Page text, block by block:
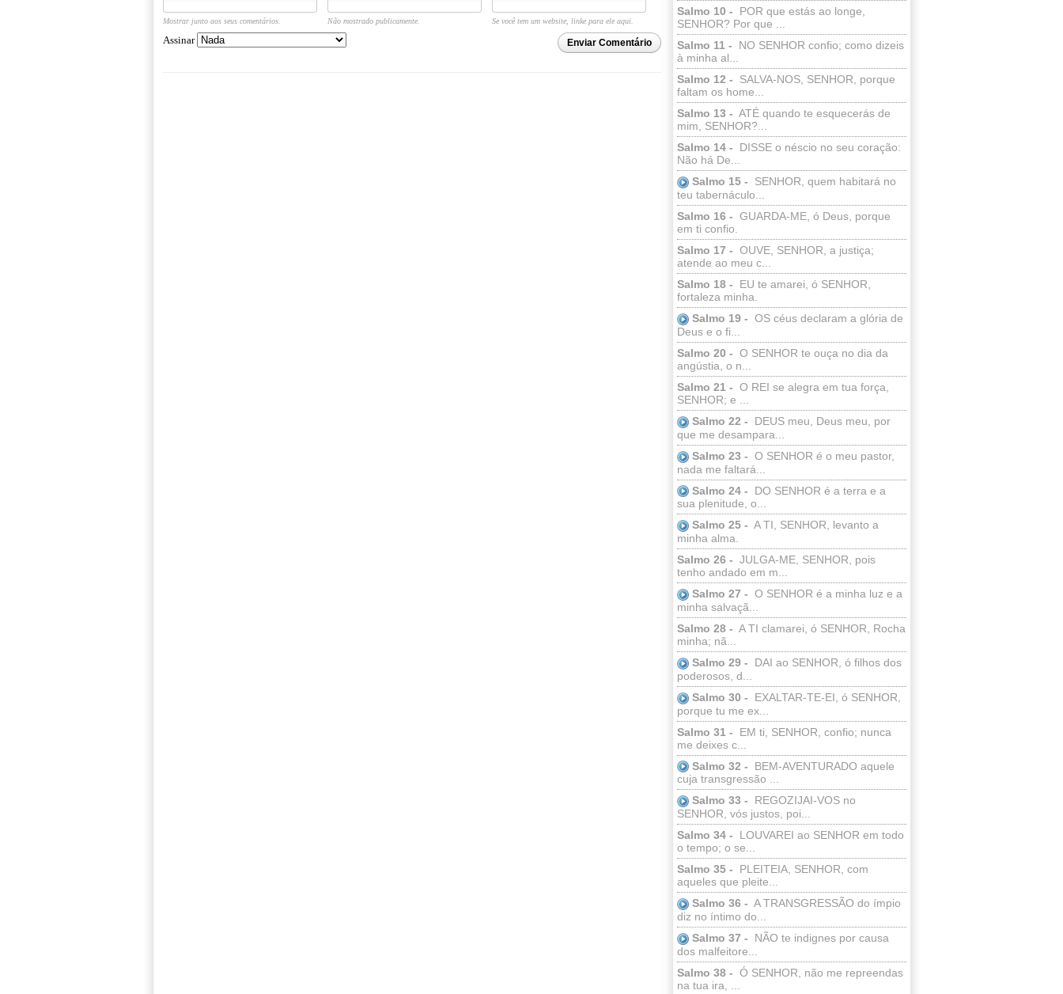
Salmo 10 -
POR que estás ao longe,
SENHOR? Por que ...
Salmo 11 -
NO SENHOR confio; como dizeis
à minha al...
Salmo 12 -
SALVA-NOS, SENHOR, porque
faltam os home...
Salmo 13 - ATÉ quando te esquecerás de
mim, SENHOR?...
Salmo 14 -
DISSE o néscio no seu coração:
Não há De...
Salmo 15 -
SENHOR, quem habitará no
teu tabernáculo...
Salmo 16 - GUARDA-ME, ó Deus, porque
em ti confio.
Salmo 17 - OUVE, SENHOR, a justiça;
atende ao meu c...
Salmo 18 -
EU te amarei, ó SENHOR,
fortaleza minha.
Salmo 19 - OS céus declaram a glória de
Deus e o fi...
Salmo 20 - O SENHOR te ouça no dia da
angústia, o n...
Salmo 21 - O REI se alegra em tua força,
SENHOR; e ...
Salmo 22 -
DEUS meu, Deus meu, por
que me desampara...
Salmo 23 - O SENHOR é o meu pastor,
nada me faltará...
Salmo 24 -
DO SENHOR é a terra e a
sua plenitude, o...
Salmo 25 - A TI, SENHOR, levanto a
minha alma.
Salmo 26 - JULGA-ME, SENHOR, pois
tenho andado em m...
Salmo 27 - O SENHOR é a minha luz e a
minha salvaçã...
Salmo 28 - A TI clamarei, ó SENHOR, Rocha
minha; nã...
Salmo 29 -
DAI ao SENHOR, ó filhos dos
poderosos, d...
Salmo 30 -
EXALTAR-TE-EI, ó SENHOR,
porque tu me ex...
Salmo 31 -
EM ti, SENHOR, confio; nunca
me deixes c...
Salmo 32 -
BEM-AVENTURADO aquele
cuja transgressão ...
Salmo 33 -
REGOZIJAI-VOS no
SENHOR, vós justos, poi...
Salmo 34 -
LOUVAREI ao SENHOR em todo
o tempo; o se...
Salmo 35 -
PLEITEIA, SENHOR, com
aqueles que pleite...
Salmo 36 - A TRANSGRESSÃO do ímpio
diz no íntimo do...
Salmo 37 -
NÃO te indignes por causa
dos malfeitore...
Salmo 38 - Ó SENHOR, não me repreendas
na tua ira, ...
Mostrar junto aos seus comentários. Não mostrado publicamente. Se você tem um website, linke para ele aqui.
Enviar Comentário
Assinar